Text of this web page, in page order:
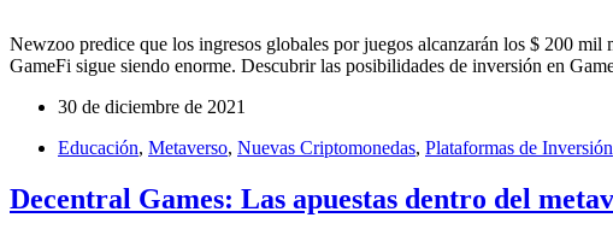
Newzoo predice que los ingresos globales por juegos alcanzarán los $ 200
GameFi sigue siendo enorme. Descubrir las posibilidades de inversión en
30 de diciembre de 2021
Educación, Metaverso, Nuevas Criptomonedas, Plataformas de Inversión
Decentral Games: Las apuestas dentro del